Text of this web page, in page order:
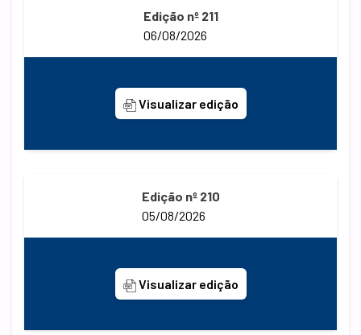
Edição nº 211
06/08/2026
Visualizar edição
Edição nº 210
05/08/2026
Visualizar edição